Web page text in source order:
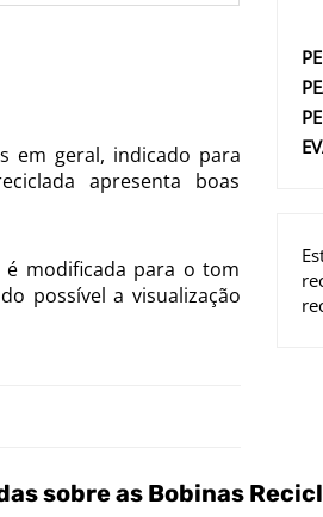
em geral, indicado para
apresenta boas
é modificada para o tom
possível a visualização
sobre as Bobinas